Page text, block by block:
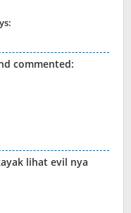
commented:
lihat evil nya